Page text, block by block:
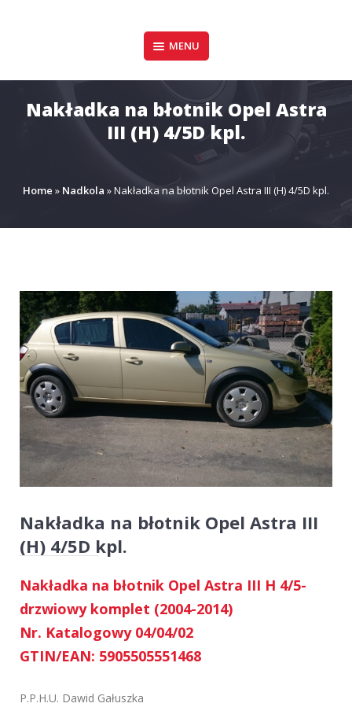
P.P.H.U. DAWID
GAŁUSZKA
Design & Style
MENU
Nakładka na błotnik Opel Astra
III (H) 4/5D kpl.
Home » Nadkola »Nakładka na błotnik Opel Astra III (H) 4/5D kpl.
Nakładka na błotnik Opel Astra III
(H) 4/5D kpl.
Nakładka na błotnik Opel Astra III H 4/5-
drzwiowy komplet (2004-2014)
Nr. Katalogowy 04/04/02
GTIN/EAN: 5905505551468
P.P.H.U. Dawid Gałuszka